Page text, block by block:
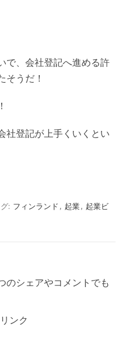
で、会社登記へ進める許
そうだ！
社登記が上手くいくとい
: フィンランド , 起業, 起業ビ
のシェアやコメントでも
ンク